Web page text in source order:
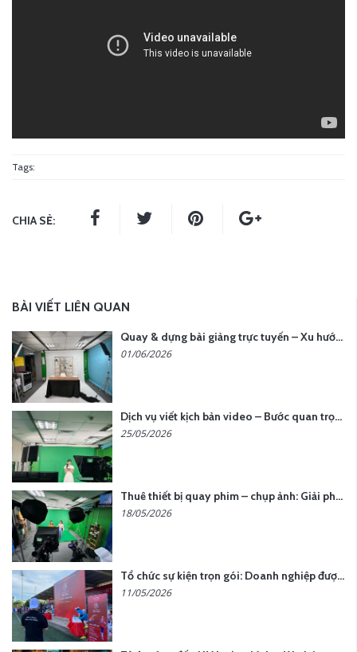
Tags:
CHIA SẺ:
BÀI VIẾT LIÊN QUAN
Quay & dựng bài giảng trực tuyến – Xu hướng đào tạo thời đại số
01/06/2026
Dịch vụ viết kịch bản video – Bước quan trọng quyết định thành công nội dung
25/05/2026
Thuê thiết bị quay phim – chụp ảnh: Giải pháp tối ưu chi phí cho doanh nghiệp
18/05/2026
Tổ chức sự kiện trọn gói: Doanh nghiệp được gì khi chọn đơn vị chuyên nghiệp?
11/05/2026